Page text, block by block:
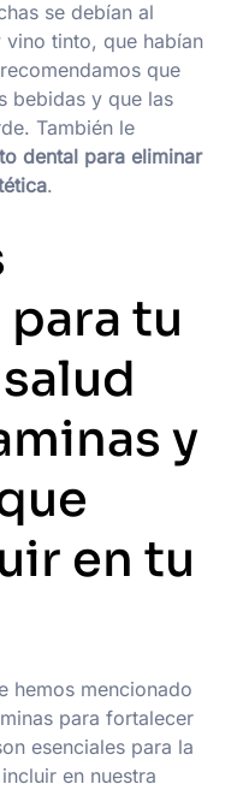
se debían al
tinto, que habían
que
bebidas y que las
También le
dental para eliminar
.
tu
y
en tu
hemos mencionado
para fortalecer
esenciales para la
en nuestra